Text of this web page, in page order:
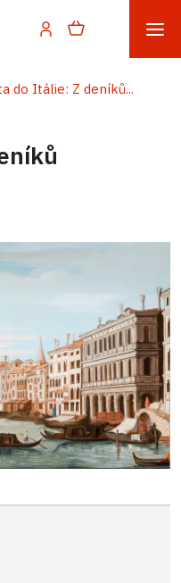
do Itálie: Z deníků...